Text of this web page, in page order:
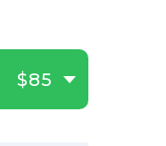
$85